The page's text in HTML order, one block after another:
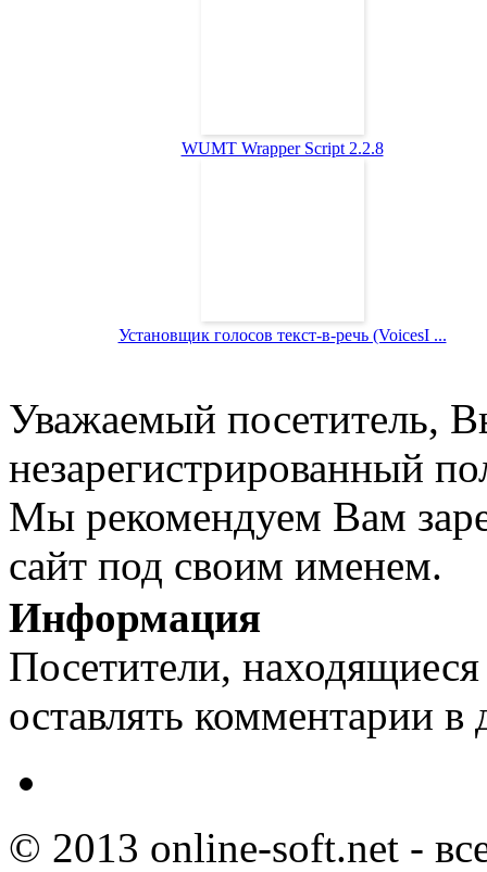
WUMT Wrapper Script 2.2.8
Установщик голосов текст-в-речь (VoicesI ...
Уважаемый посетитель,
незарегистрированный
Мы рекомендуем Вам
сайт под своим именем.
Информация
Посетители,
оставлять комментарии в
© 2013 online-soft.net -